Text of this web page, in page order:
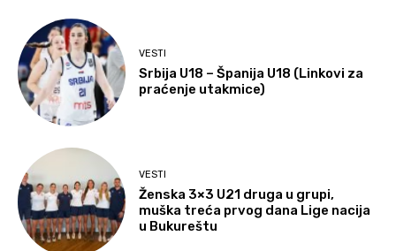
VESTI
Srbija U18 – Španija U18 (Linkovi za
praćenje utakmice)
VESTI
Ženska 3×3 U21 druga u grupi,
muška treća prvog dana Lige nacija
u Bukureštu